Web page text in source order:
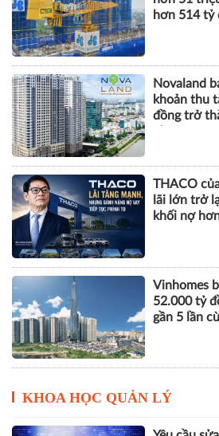
đồng trở
THACO
lãi lớn trở
khối nợ
Vinhomes
52.000 tỷ
gần 5 lần
KHOA HỌC QUẢN LÝ
Yêu cầu
nhân tạo
Nhà Quản